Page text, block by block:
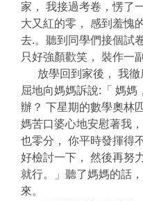
家， 我接過考卷，愣了
大又紅的零， 感到羞愧
去.。聽到同學們接個試
只好強顏歡笑， 裝作一
放學回到家後， 我徹
屈地向媽媽訴說:「 媽媽
辦？ 下星期的數學奧林
媽苦口婆心地安慰著我
也零分， 你平時發揮得
好檢討一下， 然後再努
就行。」聽了媽媽的話
來。